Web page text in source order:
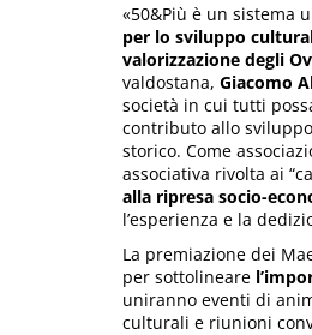
«50&Più è un sistema
per lo sviluppo
valorizzazione degli
valdostana, Giacomo
società in cui tutti
contributo allo
storico. Come
associativa rivolta ai
alla ripresa socio-
l’esperienza e la
La premiazione dei
per sottolineare
uniranno eventi di
culturali e riunioni